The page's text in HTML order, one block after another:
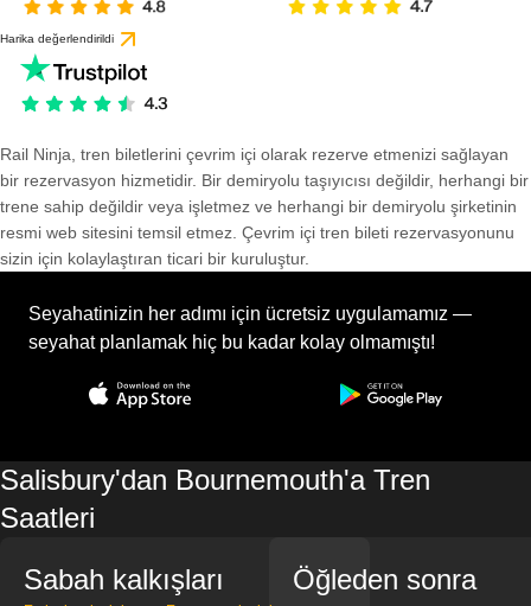
Harika değerlendirildi
Rail Ninja, tren biletlerini çevrim içi olarak rezerve etmenizi sağlayan
bir rezervasyon hizmetidir. Bir demiryolu taşıyıcısı değildir, herhangi bir
trene sahip değildir veya işletmez ve herhangi bir demiryolu şirketinin
resmi web sitesini temsil etmez. Çevrim içi tren bileti rezervasyonunu
sizin için kolaylaştıran ticari bir kuruluştur.
Seyahatinizin her adımı için ücretsiz uygulamamız —
seyahat planlamak hiç bu kadar kolay olmamıştı!
Salisbury'dan Bournemouth'a Tren
Saatleri
Sabah kalkışları
Öğleden sonra